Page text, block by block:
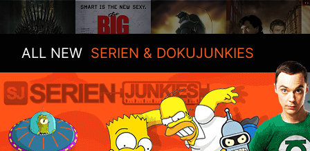
ALL NEW SERIEN & DOKUJUNKIES